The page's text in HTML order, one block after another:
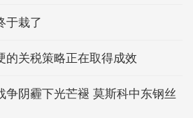
于栽了
的关税策略正在取得成效
争阴霾下光芒褪 莫斯科中东钢丝